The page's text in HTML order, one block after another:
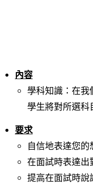
內容
學科知識：在
學生將對所選科
要求
自信地表達您的
在面試時表達出
提高在面試時說